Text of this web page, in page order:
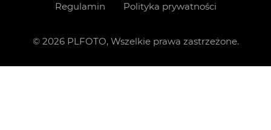
Regulamin Polityka prywatności
© 2026PLFOTO, Wszelkie prawa zastrzeżone.